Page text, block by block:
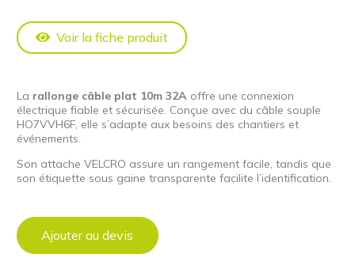
Voir la fiche produit
La rallonge câble plat 10m 32A offre une connexion
électrique fiable et sécurisée. Conçue avec du câble souple
HO7VVH6F, elle s’adapte aux besoins des chantiers et
événements.
Son attache VELCRO assure un rangement facile, tandis que
son étiquette sous gaine transparente facilite l’identification.
Ajouter au devis